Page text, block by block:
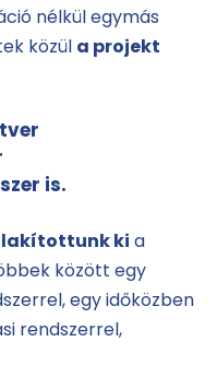
nélkül egymás
közül a projekt
is.
ki a
között egy
egy időközben
rendszerrel,